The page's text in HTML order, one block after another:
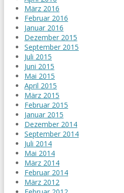
März 2016
Februar 2016
Januar 2016
Dezember 2015
September 2015
Juli 2015
Juni 2015
Mai 2015
April 2015
März 2015
Februar 2015
Januar 2015
Dezember 2014
September 2014
Juli 2014
Mai 2014
März 2014
Februar 2014
März 2012